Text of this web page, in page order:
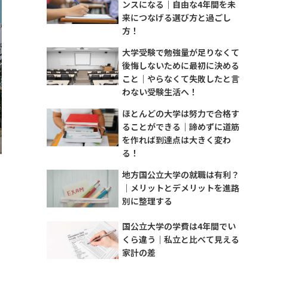
ンスになる｜自由な4年間を未
来につなげる選び方と過ごし
方！
大学受験で勉強量が足りなくて
後悔しないために最初に決める
こと｜やらなくて失敗したと言
わない受験生活へ！
ほとんどの大学は努力で合格す
ることができる｜諦めずに道筋
を作れば到達点は大きく変わ
る！
地方国公立大学の就職は有利？
｜メリットとデメリットを進路
別に整理する
国公立大学の学費は4年間でい
くら違う｜私立と比べて見える
家計の差